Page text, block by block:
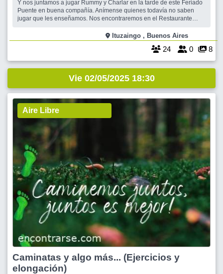
Y nos juntamos a jugar Rummy y Charlar en la tarde de este Feriado
Puente en buena compañía. Anímense quienes todavía no saben
jugar que les enseñamos. Nos encontraremos en el Restaurante
Mayo a las 16.45hs.Quien venga más tarde será muy bienvenido
Ituzaingo , Buenos Aires
24 0 8
Vie 02/05/2025 18:30
Aire Libre
Caminatas y algo más... (Ejercicios y
elongación)